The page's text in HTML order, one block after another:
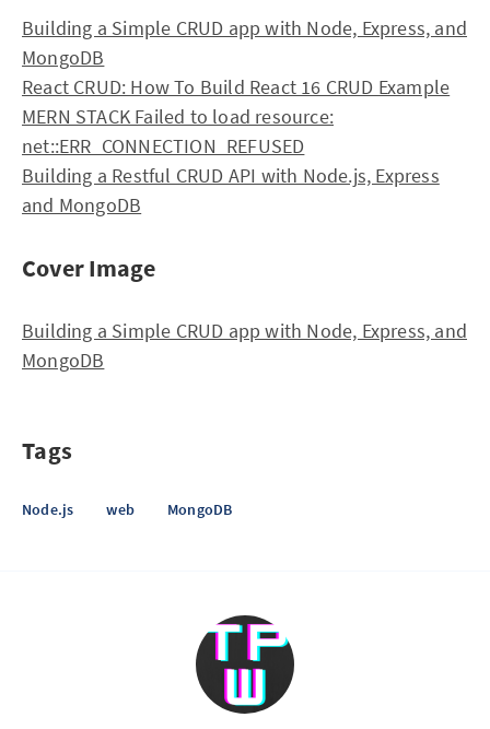
Building a Simple CRUD app with Node, Express, and
MongoDB
React CRUD: How To Build React 16 CRUD Example
MERN STACK Failed to load resource:
net::ERR_CONNECTION_REFUSED
Building a Restful CRUD API with Node.js, Express
and MongoDB
Cover Image
Building a Simple CRUD app with Node, Express, and
MongoDB
Tags
Node.js web MongoDB